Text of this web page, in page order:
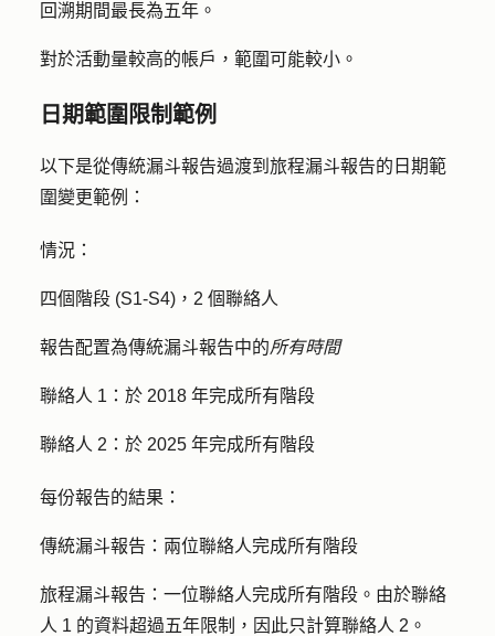
回溯期間最長為五年。
對於活動量較高的帳戶，範圍可能較小。
日期範圍限制範例
以下是從傳統漏斗報告過渡到旅程漏斗報告的日期範
圍變更範例：
情況：
四個階段 (S1-S4)，2 個聯絡人
報告配置為傳統漏斗報告中的所有時間
聯絡人 1：於 2018 年完成所有階段
聯絡人 2：於 2025 年完成所有階段
每份報告的結果：
傳統漏斗報告： 兩位聯絡人完成所有階段
旅程漏斗報告： 一位聯絡人完成所有階段。由於聯絡
人 1 的資料超過五年限制，因此只計算聯絡人 2。